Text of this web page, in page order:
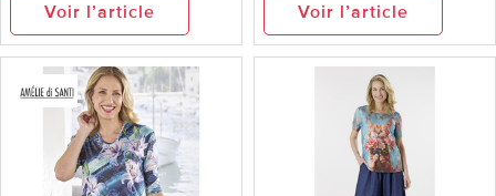
Voir l’article Voir l’article